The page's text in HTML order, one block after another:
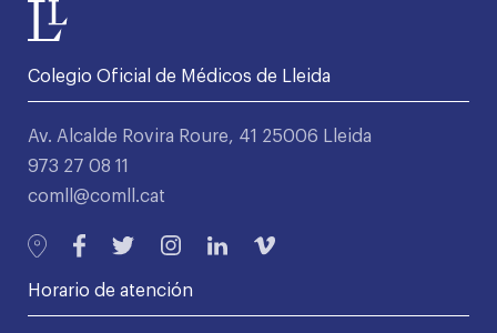
Colegio Oficial de Médicos de Lleida
Av. Alcalde Rovira Roure, 41 25006 Lleida
973 27 08 11
comll@comll.cat
Horario de atención